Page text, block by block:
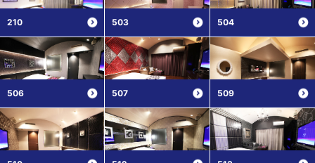
210 503 504
506 507 509